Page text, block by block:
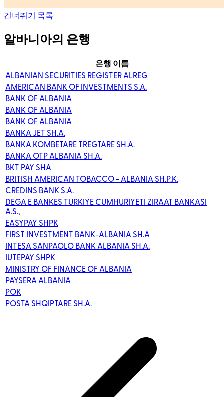
건너뛰기 목록
알바니아의 은행
은행 이름
ALBANIAN SECURITIES REGISTER ALREG
AMERICAN BANK OF INVESTMENTS S.A.
BANK OF ALBANIA
BANK OF ALBANIA
BANK OF ALBANIA
BANKA JET SH.A.
BANKA KOMBETARE TREGTARE SH.A.
BANKA OTP ALBANIA SH.A.
BKT PAY SHA
BRITISH AMERICAN TOBACCO - ALBANIA SH.P.K.
CREDINS BANK S.A.
DEGA E BANKES TURKIYE CUMHURIYETI ZIRAAT BANKASI
A.S.,
EASYPAY SHPK
FIRST INVESTMENT BANK-ALBANIA SH.A
INTESA SANPAOLO BANK ALBANIA SH.A.
IUTEPAY SHPK
MINISTRY OF FINANCE OF ALBANIA
PAYSERA ALBANIA
POK
POSTA SHQIPTARE SH.A.